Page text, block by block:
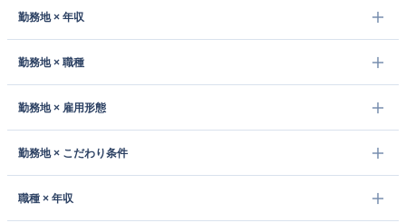
勤務地 × 年収
勤務地 × 職種
勤務地 × 雇用形態
勤務地 × こだわり条件
職種 × 年収